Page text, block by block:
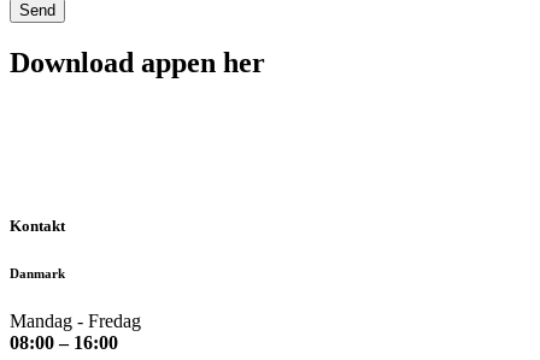
Send
Download appen her
Kontakt
Danmark
Mandag - Fredag
08:00 – 16:00